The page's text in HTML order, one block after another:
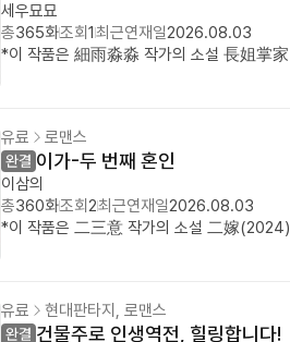
세우묘묘
총365화조회1최근연재일2026.08.03
유료 로맨스
이가-두 번째 혼인
이삼의
총360화조회2최근연재일2026.08.03
유료 현대판타지, 로맨스
건물주로 인생역전, 힐링합니다!